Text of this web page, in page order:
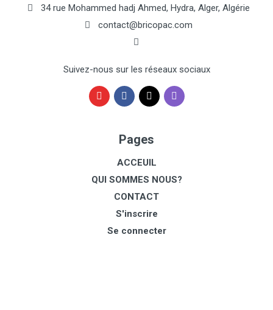
34 rue Mohammed hadj Ahmed, Hydra, Alger, Algérie
contact@bricopac.com
Suivez-nous sur les réseaux sociaux
Pages
ACCEUIL
QUI SOMMES NOUS?
CONTACT
S'inscrire
Se connecter